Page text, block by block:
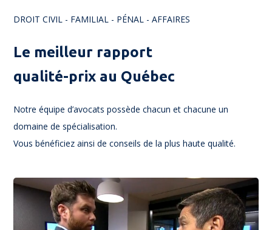
DROIT CIVIL - FAMILIAL - PÉNAL - AFFAIRES
Le meilleur rapport
qualité-prix au Québec
Notre équipe d’avocats possède chacun et chacune un
domaine de spécialisation.
Vous bénéficiez ainsi de conseils de la plus haute qualité.